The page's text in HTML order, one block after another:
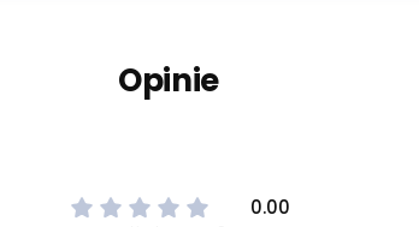
Opinie
0.00